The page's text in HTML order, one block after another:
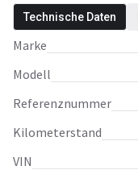
Technische Daten
Marke
Modell
Referenznummer
Kilometerstand
VIN